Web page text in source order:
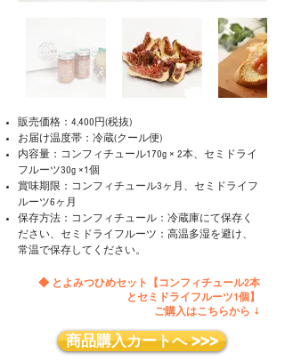
販売価格：4,400円(税抜)
お届け温度帯：冷蔵(クール便)
内容量：コンフィチュール170g × 2本、セミドライ
フルーツ30g ×1個
賞味期限：コンフィチュール3ヶ月、セミドライフ
ルーツ6ヶ月
​保存方法：コンフィチュール：冷蔵庫にて保存く
ださい、セミドライフルーツ：高温多湿を避け、
常温で保存してください。
◆ とよみつひめセット【コンフィチュール2本
とセミドライフルーツ1個】
ご購入はこちらから ↓
商品購入カートへ >>>